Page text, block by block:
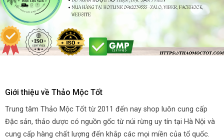
Giới thiệu về Thảo Mộc Tốt
Trung tâm Thảo Mộc Tốt từ 2011 đến nay shop luôn cung cấp
Đặc sản, thảo dược có nguồn gốc từ núi rừng uy tín tại Hà Nội và
cung cấp hàng chất lượng đến khắp các mọi miền của tổ quốc.